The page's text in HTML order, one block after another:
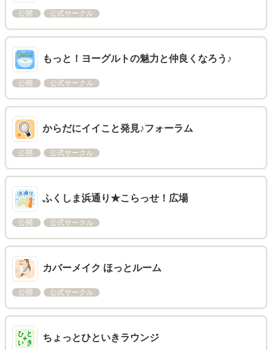
公開 公式サークル
もっと！ヨーグルトの魅力と仲良くなろう♪
公開 公式サークル
からだにイイこと発見♪フォーラム
公開 公式サークル
ふくしま浜通り★こらっせ！広場
公開 公式サークル
カバーメイク ほっとルーム
公開 公式サークル
ちょっとひといきラウンジ